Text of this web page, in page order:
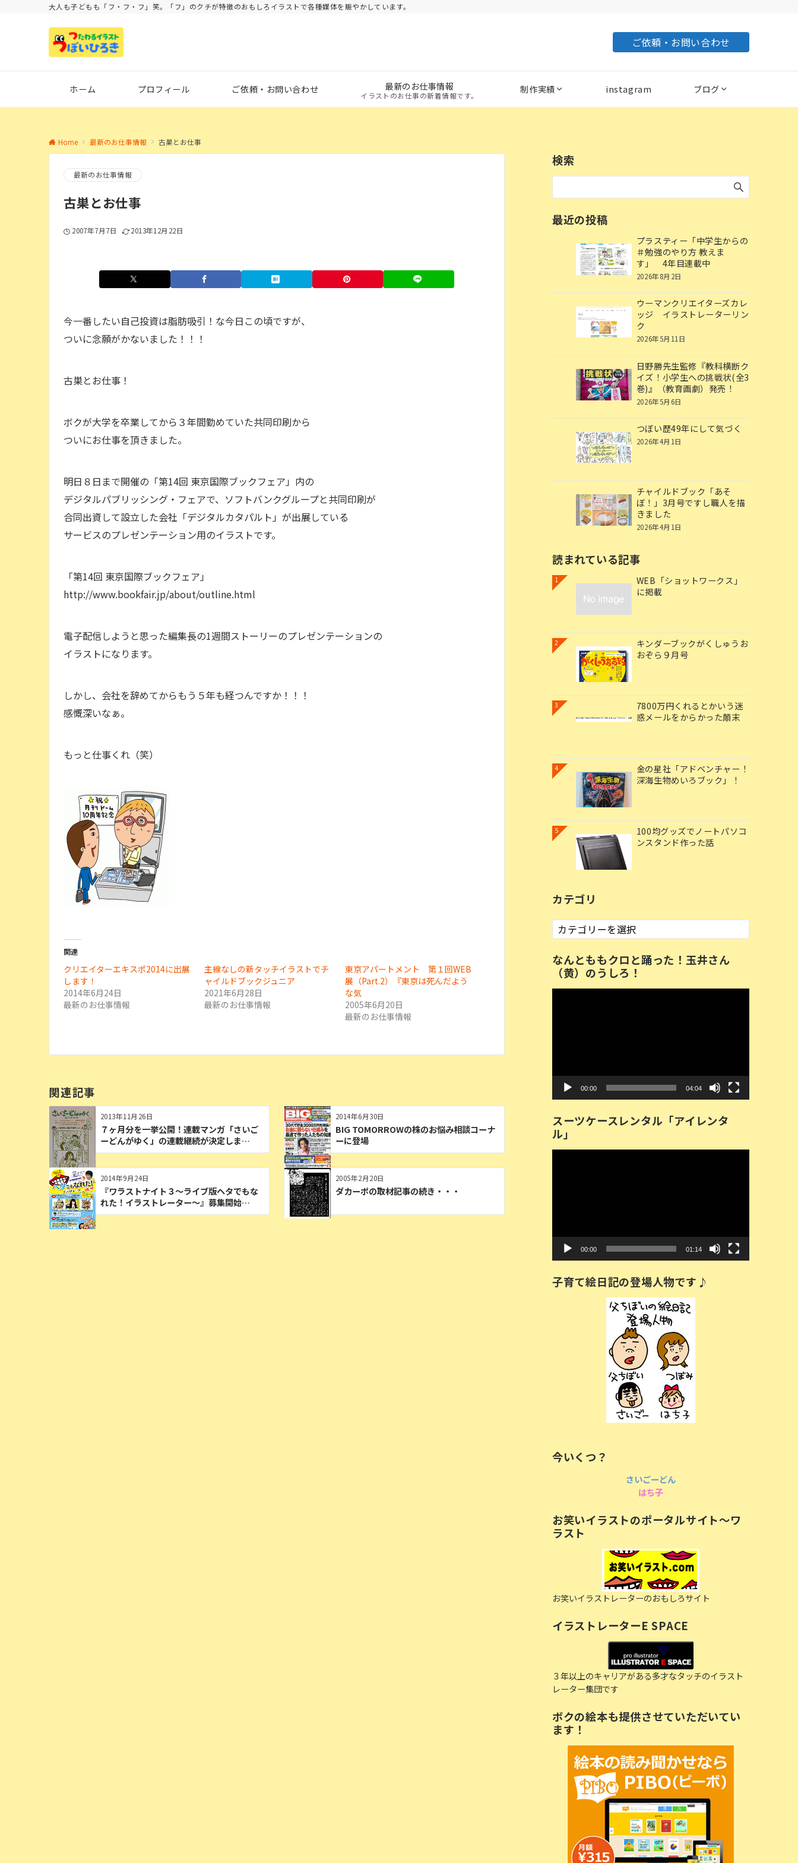
大人も子どもも「フ・フ・フ」笑。「フ」のクチが特徴のおもしろイラストで各種媒体を賑やかしています。
ご依頼・お問い合わせ
ホーム プロフィール ご依頼・お問い合わせ 最新のお仕事情報
イラストのお仕事の新着情報です。
制作実績 instagram ブログ
Home 最新のお仕事情報 古巣とお仕事
最新のお仕事情報
古巣とお仕事
2007年7月7日 2013年12月22日
今一番したい自己投資は脂肪吸引！な今日この頃ですが、
ついに念願がかないました！！！
古巣とお仕事！
ボクが大学を卒業してから３年間勤めていた共同印刷から
ついにお仕事を頂きました。
明日８日まで開催の「第14回 東京国際ブックフェア」内の
デジタルパブリッシング・フェアで、ソフトバンクグループと共同印刷が
合同出資して設立した会社「デジタルカタパルト」が出展している
サービスのプレゼンテーション用のイラストです。
「第14回 東京国際ブックフェア」
http://www.bookfair.jp/about/outline.html
電子配信しようと思った編集長の1週間ストーリーのプレゼンテーションの
イラストになります。
しかし、会社を辞めてからもう５年も経つんですか！！！
感慨深いなぁ。
もっと仕事くれ（笑）
関連
クリエイターエキスポ2014に出展
します！
2014年6月24日
最新のお仕事情報
主線なしの新タッチイラストでチ
ャイルドブックジュニア
2021年6月28日
最新のお仕事情報
東京アパートメント 第１回WEB
展（Part.2）『東京は死んだよう
な気
2005年6月20日
最新のお仕事情報
関連記事
2013年11月26日
７ヶ月分を一挙公開！連載マンガ「さいご
ーどんがゆく」の連載継続が決定しま…
2014年6月30日
BIG TOMORROWの株のお悩み相談コーナ
ーに登場
2014年9月24日
『ワラストナイト３～ライブ版ヘタでもな
れた！イラストレーター～』募集開始…
2005年2月20日
ダカーポの取材記事の続き・・・
検索
最近の投稿
プラスティー「中学生からの
＃勉強のやり方 教えま
す」 4年目連載中
2026年8月2日
ウーマンクリエイターズカレ
ッジ イラストレーターリン
ク
2026年5月11日
日野勝先生監修『教科横断ク
イズ！小学生への挑戦状(全3
巻)』（教育画劇）発売！
2026年5月6日
つぼい歴49年にして気づく
2026年4月1日
チャイルドブック「あそ
ぼ！」3月号ですし職人を描
きました
2026年4月1日
読まれている記事
1
WEB「ショットワークス」
に掲載
2
キンダーブックがくしゅうお
おぞら９月号
3
7800万円くれるとかいう迷
惑メールをからかった顛末
4
金の星社「アドベンチャー！
深海生物めいろブック」！
5
100均グッズでノートパソコ
ンスタンド作った話
カテゴリ
カ
テ
リ
なんとももクロと踊った！玉井さん
（黄）のうしろ！
ー
00:00 04:04
スーツケースレンタル「アイレンタ
ル」
ー
00:00 01:14
子育て絵日記の登場人物です♪
今いくつ？
さいごーどん
はち子
お笑いイラストのポータルサイト〜ワ
ラスト
お笑いイラストレーターのおもしろサイト
イラストレーターE SPACE
３年以上のキャリアがある多才なタッチのイラスト
レーター集団です
ボクの絵本も提供させていただいてい
ます！